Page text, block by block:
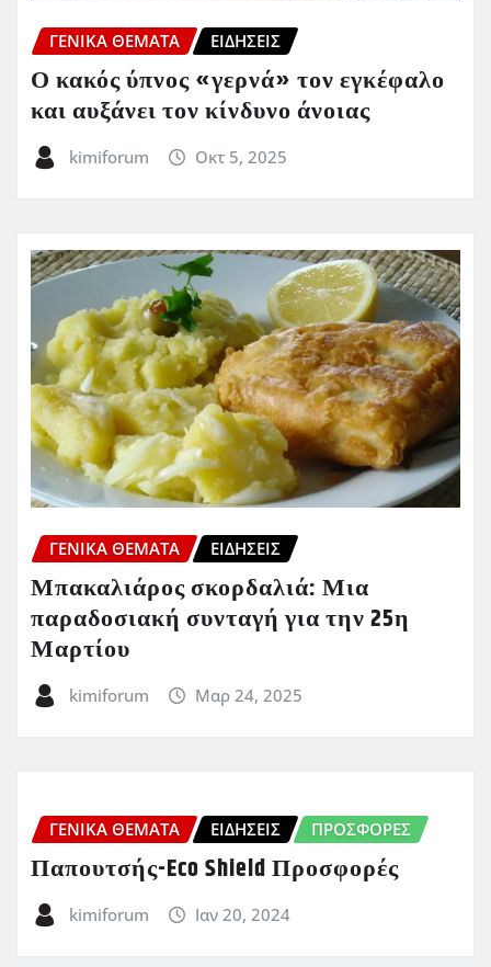
ΓΕΝΙΚΑ ΘΕΜΑΤΑ ΕΙΔΗΣΕΙΣ
Ο κακός ύπνος «γερνά» τον εγκέφαλο
και αυξάνει τον κίνδυνο άνοιας
kimiforum Οκτ 5, 2025
ΓΕΝΙΚΑ ΘΕΜΑΤΑ ΕΙΔΗΣΕΙΣ
Μπακαλιάρος σκορδαλιά: Μια
παραδοσιακή συνταγή για την 25η
Μαρτίου
kimiforum Μαρ 24, 2025
ΓΕΝΙΚΑ ΘΕΜΑΤΑ ΕΙΔΗΣΕΙΣ ΠΡΟΣΦΟΡΈΣ
Παπουτσής-Eco Shield Προσφορές
kimiforum Ιαν 20, 2024